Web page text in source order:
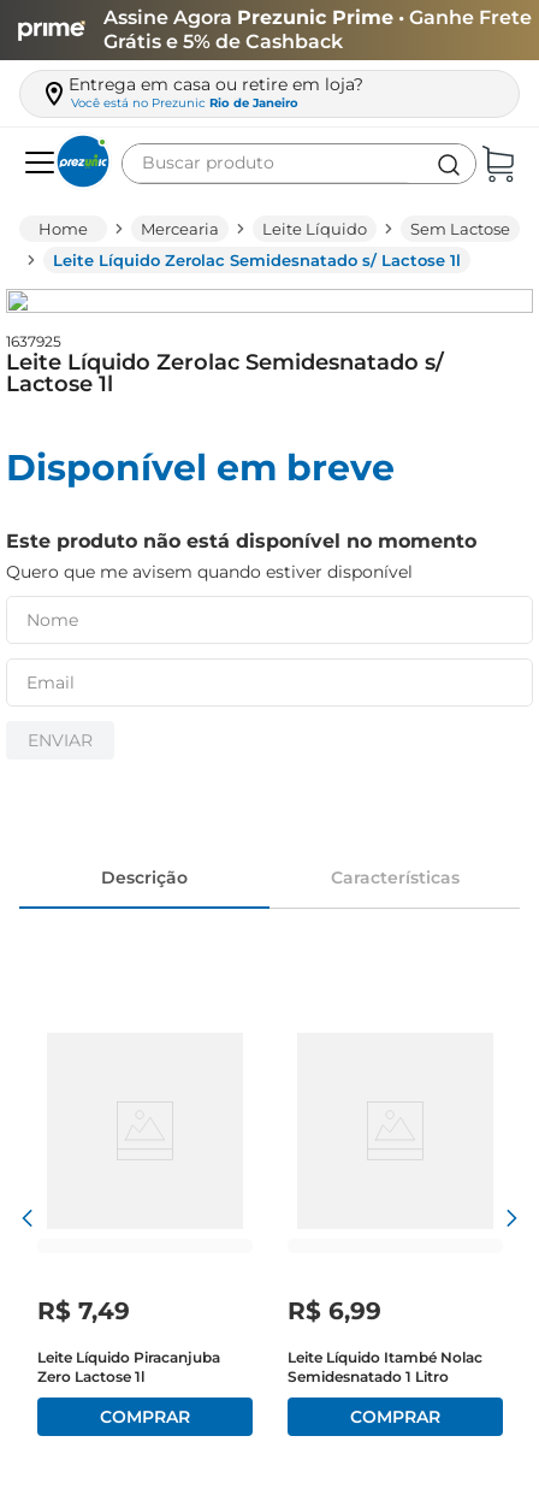
Assine Agora Prezunic Prime • Ganhe Frete
Grátis e 5% de Cashback
Entrega em casa ou retire em loja?
Você está no Prezunic Rio de Janeiro
Buscar produto
Mercearia Leite Líquido
Sem Lactose
Leite Líquido Zerolac Semidesnatado s/ Lactose 1l
1637925
Leite Líquido Zerolac Semidesnatado s/
Lactose 1l
Disponível em breve
Este produto não está disponível no momento
Quero que me avisem quando estiver disponível
ENVIAR
Descrição Características
R$ 7,49
Leite Líquido Piracanjuba
Zero Lactose 1l
R$ 6,99
Leite Líquido Itambé Nolac
Semidesnatado 1 Litro
leite
queijo
biscoito
iogurte
papel higiênico
cerveja